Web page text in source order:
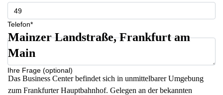
Telefon*
Ihre Frage (optional)
Mainzer Landstraße, Frankfurt am
Main
Das Business Center befindet sich in unmittelbarer Umgebung
zum Frankfurter Hauptbahnhof. Gelegen an der bekannten